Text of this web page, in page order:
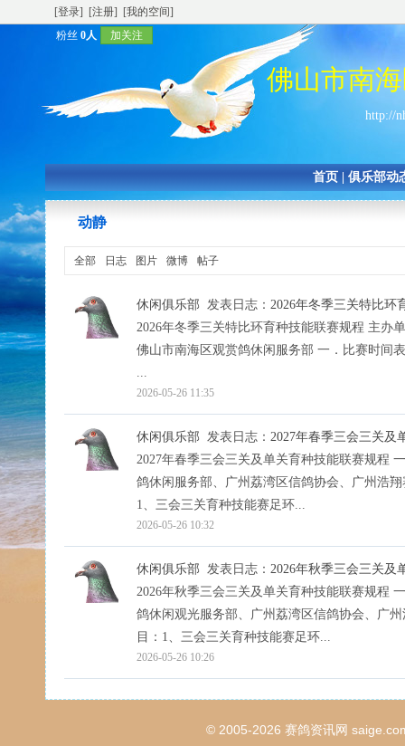
[登录] [注册]
[我的空间]
粉丝 0人 加关注
佛山市南
http://
首页 俱乐部动
动静
全部 日志 图片 微博 帖子
休闲俱乐部 发表日志： 2026年冬季三关特比环
2026年冬季三关特比环育种技能联赛规程 主办
佛山市南海区观赏鸽休闲服务部 一．比赛时间
...
2026-05-26 11:35
休闲俱乐部 发表日志： 2027年春季三会三关及
2027年春季三会三关及单关育种技能联赛规程
鸽休闲服务部、广州荔湾区信鸽协会、广州浩
1、三会三关育种技能赛足环...
2026-05-26 10:32
休闲俱乐部 发表日志： 2026年秋季三会三关及
2026年秋季三会三关及单关育种技能联赛规程
鸽休闲观光服务部、广州荔湾区信鸽协会、广
目：1、三会三关育种技能赛足环...
2026-05-26 10:26
© 2005-2026 赛鸽资讯网